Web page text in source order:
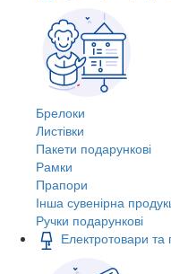
Брелоки
Листівки
Пакети подарункові
Рамки
Прапори
Інша сувенірна
Ручки подарункові
Електротовари та